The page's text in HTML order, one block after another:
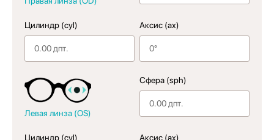
Цилиндр (cyl) Аксис (ax)
Левая линза (OS)
Сфера (sph)
Цилиндр (cyl) Аксис (ax)